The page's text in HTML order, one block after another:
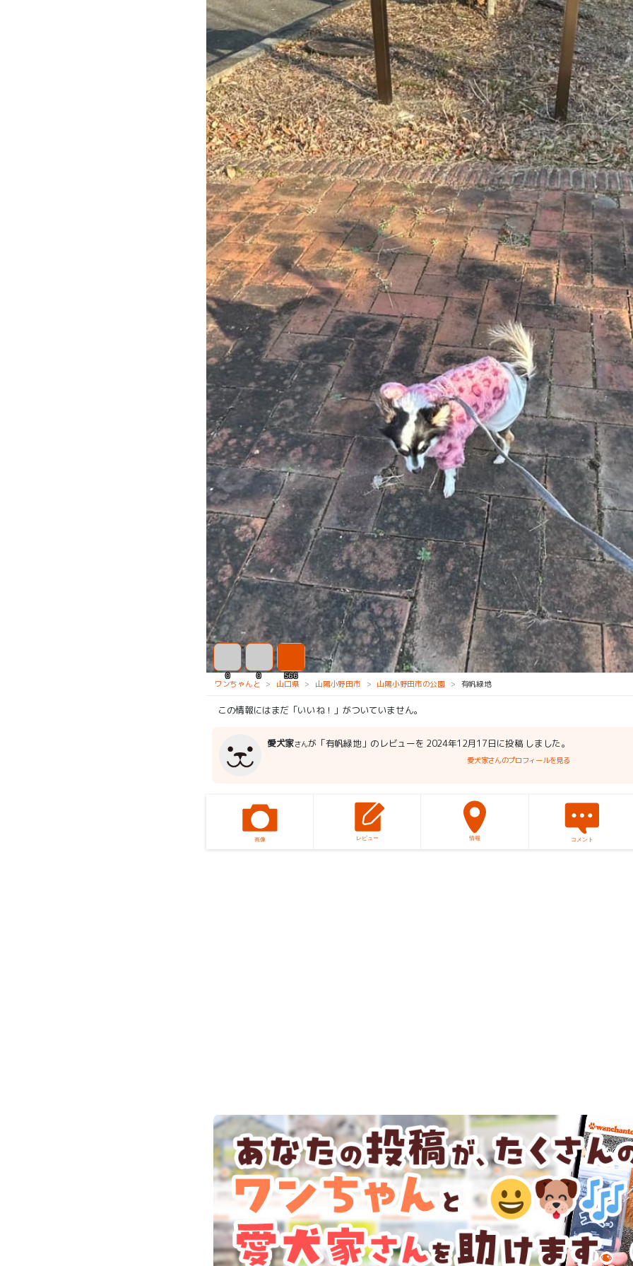
0 0 566
ワンちゃんと 山口県 山陽小野田市 山陽小野田市の公園 有帆緑地
この情報にはまだ「いいね！」がついていません。
愛犬家さんが「有帆緑地」のレビューを 2024年12月17日に投稿 しました。
愛犬家さんのプロフィールを見る
画像 レビュー 情報 コメント